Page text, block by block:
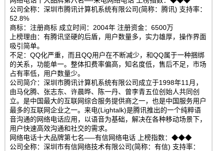
公司全称：深圳市腾讯计算机系统有限公司(简称：腾讯) 支持率：
52.8%
商标：注册商标 成立时间：2004年 注册资金：6500万
上榜理由：有腾讯坚硬的后盾，用户数量多，实力雄厚，操作界面
吸引简单。
不足：QQ化严重，而且QQ用户在不断减少，和QQ属于一种捆绑
的关系，功能单一。整体扣费率偏高，知名度低，售后不足，市场
占有率低，用户数量少。
公司简介：深圳市腾讯计算机系统有限公司成立于1998年11月，
由马化腾、张志东、许晨晔、陈一丹、曾李青五位创始人共同创
立。是中国最大的互联网综合服务提供商之一，也是中国服务用户
最多的互联网企业之一。来电(Lightalk)是腾讯推出的一个纯粹语
音沟通的网络电话应用，以语音为基础，解决在各种移动场景下，
用户快速高效沟通和社交的需求。
网络电话十大品牌第七名—–有信网络电话 上榜指数：◆◆◆
公司全称：深圳市有信网络技术有限公司(简称：有信) 支持率：